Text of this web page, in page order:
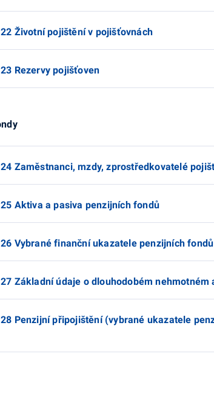
Životní pojištění v pojišťovnách
Rezervy pojišťoven
Zaměstnanci, mzdy, zprostředkovatelé
Aktiva a pasiva penzijních fondů
Vybrané finanční ukazatele penzijních fondů
Základní údaje o dlouhodobém
Penzijní připojištění (vybrané ukazatele